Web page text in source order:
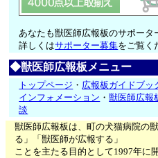
あなたも獣医師広報板のサポータ
詳しくはサポーター募集をご覧く
◆獣医師広報板メニュー
トップページ ・ 広報板ガイドブッ
インフォメーション ・獣医師広報
談
獣医師広報板は、町の犬猫病院の
る」「獣医師が広報する」
ことを主たる目的として1997年に